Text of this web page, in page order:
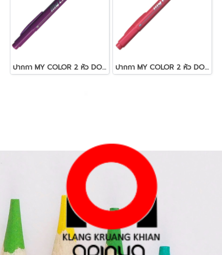
ปากกา MY COLOR 2 หัว DONG-A NO MC2.23 สีม่วง ปากกา MY COLOR 2 หัว DONG-A NO MC2.62 สีชมพู